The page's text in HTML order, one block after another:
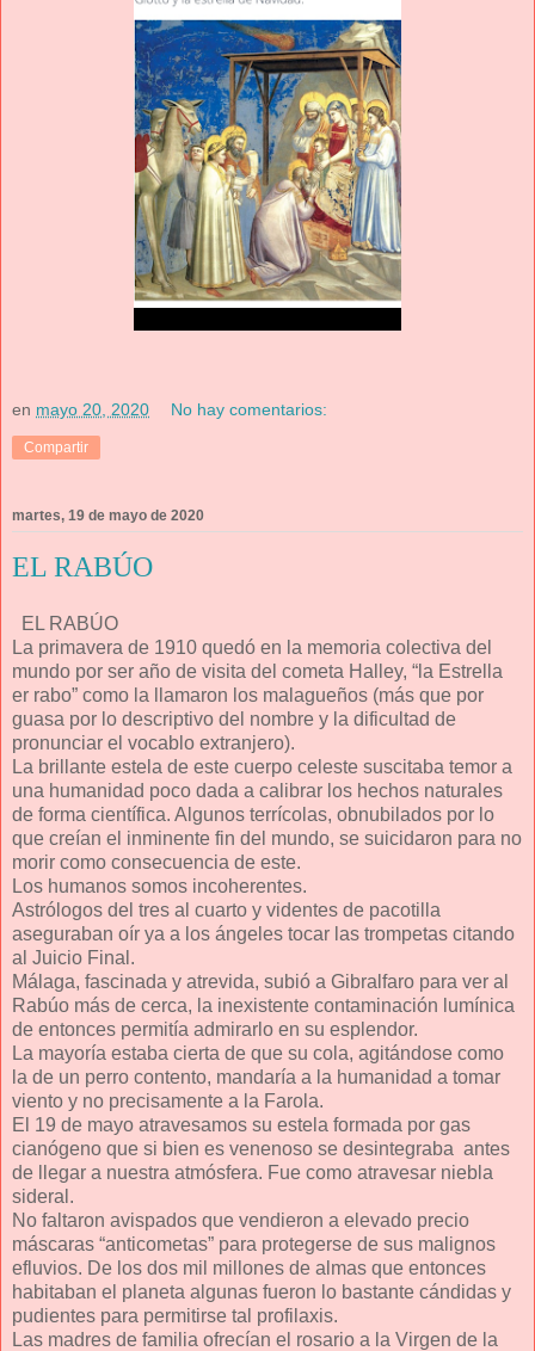
en mayo 20, 2020 No hay comentarios:
Compartir
martes, 19 de mayo de 2020
EL RABÚO
EL RABÚO
La primavera de 1910 quedó en la memoria colectiva del
mundo por ser año de visita del cometa Halley, “la Estrella
er rabo” como la llamaron los malagueños (más que por
guasa por lo descriptivo del nombre y la dificultad de
pronunciar el vocablo extranjero).
La brillante estela de este cuerpo celeste suscitaba temor a
una humanidad poco dada a calibrar los hechos naturales
de forma científica. Algunos terrícolas, obnubilados por lo
que creían el inminente fin del mundo, se suicidaron para no
morir como consecuencia de este.
Los humanos somos incoherentes.
Astrólogos del tres al cuarto y videntes de pacotilla
aseguraban oír ya a los ángeles tocar las trompetas citando
al Juicio Final.
Málaga, fascinada y atrevida, subió a Gibralfaro para ver al
Rabúo más de cerca, la inexistente contaminación lumínica
de entonces permitía admirarlo en su esplendor.
La mayoría estaba cierta de que su cola, agitándose como
la de un perro contento, mandaría a la humanidad a tomar
viento y no precisamente a la Farola.
El 19 de mayo atravesamos su estela formada por gas
cianógeno que si bien es venenoso se desintegraba antes
de llegar a nuestra atmósfera. Fue como atravesar niebla
sideral.
No faltaron avispados que vendieron a elevado precio
máscaras “anticometas” para protegerse de sus malignos
efluvios. De los dos mil millones de almas que entonces
habitaban el planeta algunas fueron lo bastante cándidas y
pudientes para permitirse tal profilaxis.
Las madres de familia ofrecían el rosario a la Virgen de la